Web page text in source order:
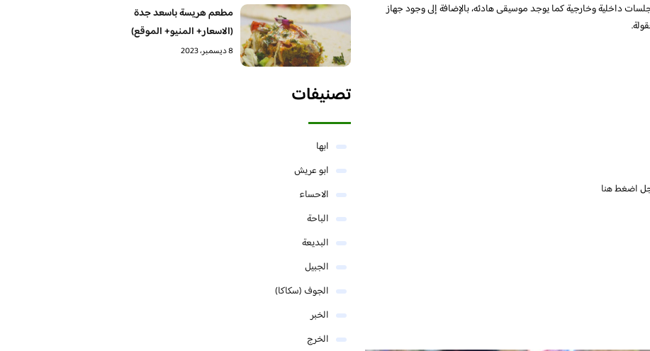
داخلية وخارجية كما يوجد موسيقى هادئه، بالإضافة إلى وجود جهاز
اضغط هنا
مطعم هريسة باسعد جدة
(الاسعار+ المنيو+ الموقع)
8 ديسمبر، 2023
تصنيفات
ابها
ابو عريش
الاحساء
الباحة
البديعة
الجبيل
الجوف (سكاكا)
الخبر
الخرج